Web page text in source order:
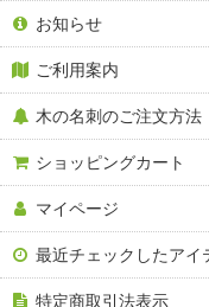
お知らせ
ご利用案内
木の名刺のご注文方法
ショッピングカート
マイページ
最近チェックしたアイ
特定商取引法表示